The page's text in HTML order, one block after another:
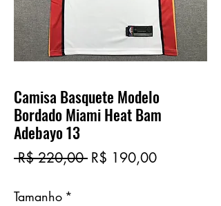
Camisa Basquete Modelo
Bordado Miami Heat Bam
Adebayo 13
R$ 220,00 Preço
R$ 190,00Preço
Tamanho *